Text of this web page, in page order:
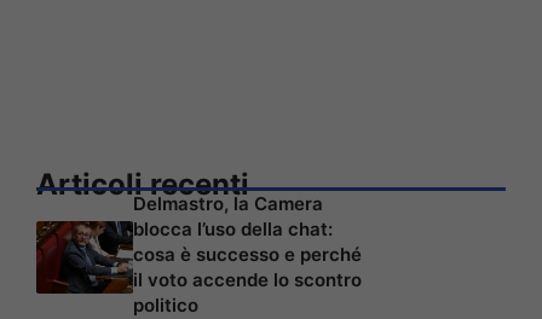
Articoli recenti
Delmastro, la Camera
blocca l’uso della chat:
cosa è successo e perché
il voto accende lo scontro
politico